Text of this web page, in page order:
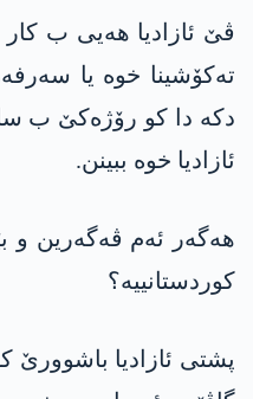
ڤێ ئازادیا ھەیی ب
تەکۆشینا خوە یا
دکە دا کو رۆژەکێ ب
ئازادیا خوە ببینن.
ھەگەر ئەم ڤەگەرین و
کوردستانییە؟
پشتی ئازادیا